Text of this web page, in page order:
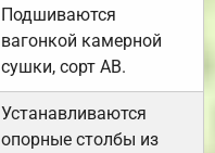
Подшиваются
вагонкой камерной
сушки, сорт АВ.
Устанавливаются
опорные столбы из